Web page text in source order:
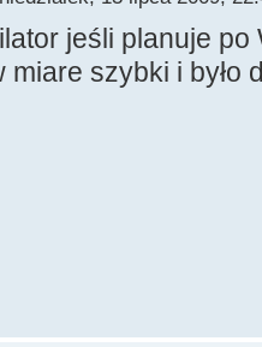
jeśli planuje
miare szybki i było